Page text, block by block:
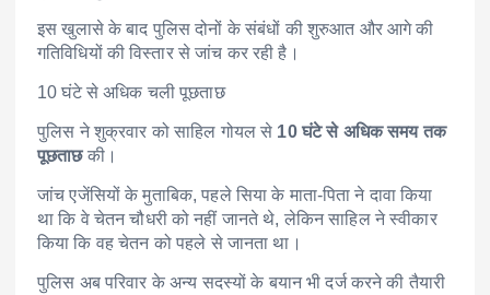
इस खुलासे के बाद पुलिस दोनों के संबंधों की शुरुआत और आगे की
गतिविधियों की विस्तार से जांच कर रही है।
10 घंटे से अधिक चली पूछताछ
पुलिस ने शुक्रवार को साहिल गोयल से 10 घंटे से अधिक समय तक
पूछताछकी।
जांच एजेंसियों के मुताबिक, पहले सिया के माता-पिता ने दावा किया
था कि वे चेतन चौधरी को नहीं जानते थे, लेकिन साहिल ने स्वीकार
किया कि वह चेतन को पहले से जानता था।
पुलिस अब परिवार के अन्य सदस्यों के बयान भी दर्ज करने की तैयारी